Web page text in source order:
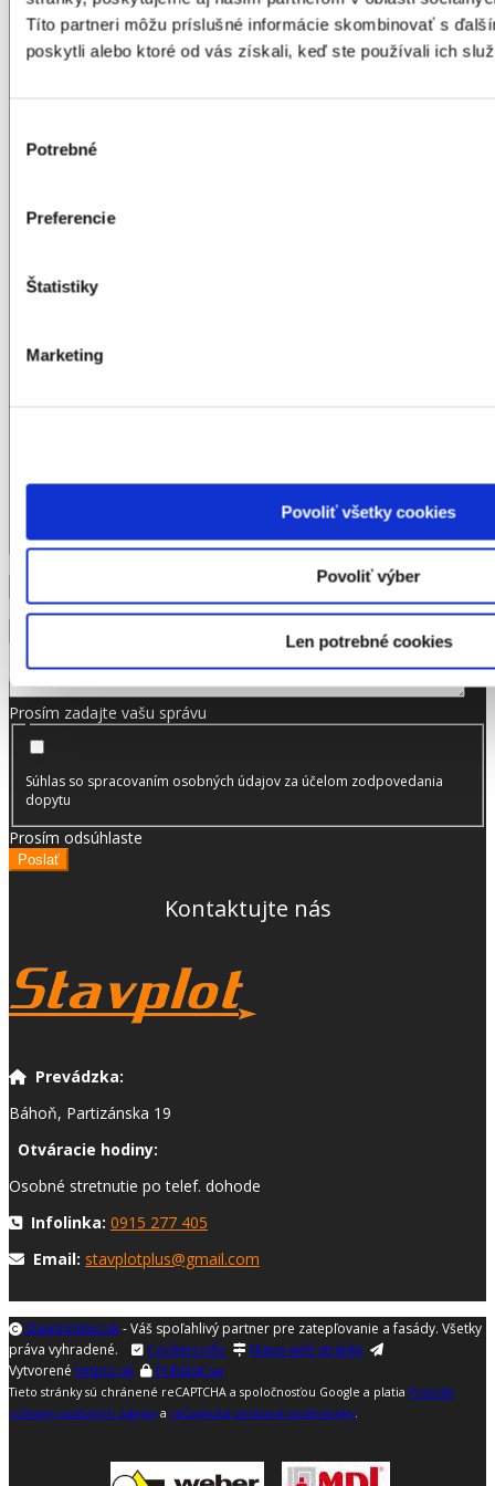
Títo partneri môžu príslušné informácie skombinovať s
poskytli alebo ktoré od vás získali, keď ste používali ich
súhlasu
Potrebné
Preferencie
Štatistiky
Marketing
Povoliť všetky cookies
Povoliť výber
Len potrebné cookies
Naše certifikáty
NAPÍŠTE NÁM
Telefón
Prosím zadajte telefónne číslo
Prosím zadajte váš email
Prosím zadajte vašu správu
Súhlas so spracovaním osobných údajov za účelom zodpovedania
dopytu
Prosím odsúhlaste
Poslať
Kontaktujte nás
Prevádzka:
Báhoň, Partizánska 19
Otváracie hodiny:
Osobné stretnutie po telef. dohode
Infolinka: 0915 277 405
Email: stavplotplus@gmail.com
Stavplotplus.sk​- Váš spoľahlivý partner pre zatepľovanie a fasády. Všetky
práva vyhradené.
Cookies info
Mapa web stránky
Vytvorené Initpro.sk Prihlásiť sa
Tieto stránky sú chránené reCAPTCHA a spoločnosťou Google a platia Pravidlá
ochrany osobných údajova reCaptcha zmluvné podmienky.